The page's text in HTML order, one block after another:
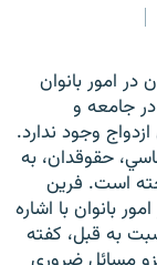
در امور بانوان
جامعه و
وجود ندارد.
حقوقدان، به
است. فرين
بانوان با اشاره
به قبل، کفته